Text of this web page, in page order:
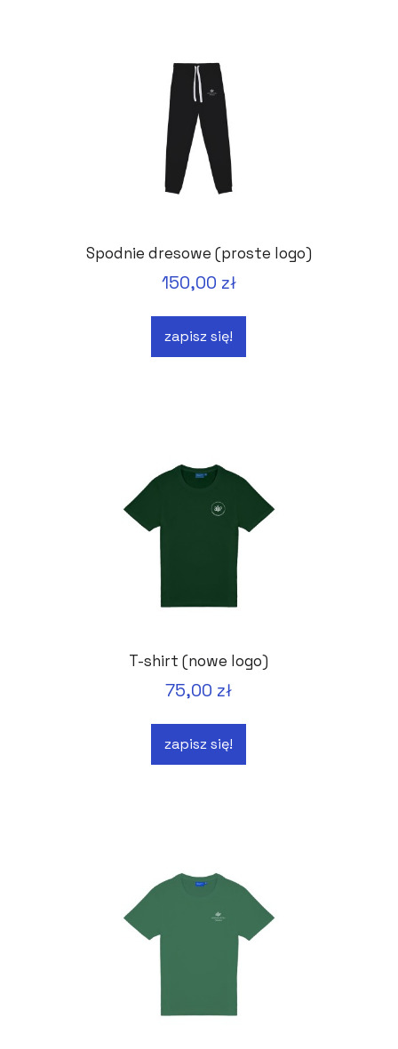
Spodnie dresowe (proste logo)
150,00 zł
zapisz się!
T-shirt (nowe logo)
75,00 zł
zapisz się!